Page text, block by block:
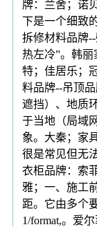
牌：兰舍；诺
下是一个细致
拆修材料品牌
热左冷”。韩丽
特；佳居乐；
料品牌--吊顶
遮挡）、地质
于当地（局域
象。大秦；家
很是常见但无
衣柜品牌：索
雅；一、施工
距。它由多个
1/format,。爱